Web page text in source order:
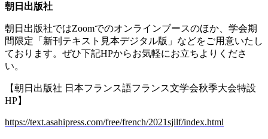
朝日出版社
朝日出版社ではZoomでのオンラインブースのほか、学会期
間限定「新刊テキスト見本デジタル版」などをご用意いたし
ております。ぜひ下記HPからお気軽にお立ちよりくださ
い。
【朝日出版社 日本フランス語フランス文学会秋季大会特設
HP】
https://text.asahipress.com/free/french/2021sjllf/index.html